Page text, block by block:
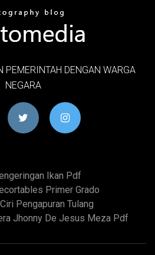
PEMERINTAH DENGAN WARGA
NEGARA
Ikan Pdf
Primer Grado
Pengapuran Tulang
Jhonny De Jesus Meza Pdf